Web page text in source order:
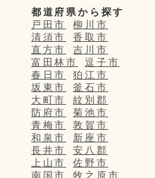
都道府県から探す
戸田市
柳川市
清須市
香取市
直方市
吉川市
富田林市
逗子市
春日市
狛江市
坂東市
釜石市
大町市
紋別郡
防府市
菊池市
青梅市
敦賀市
和泉市
新座市
長井市
安八郡
上山市
佐野市
南国市
牧之原市